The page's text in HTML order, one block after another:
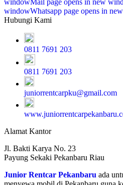
windowWhatsapp page opens in
Hubungi Kami
0811 7691 203
0811 7691 203
juniorrentcarpku@gmail.com
Alamat Kantor
Jl. Bakti Karya No. 23
Payung Sekaki Pekanbaru Riau
Junior Rentcar Pekanbaru ada